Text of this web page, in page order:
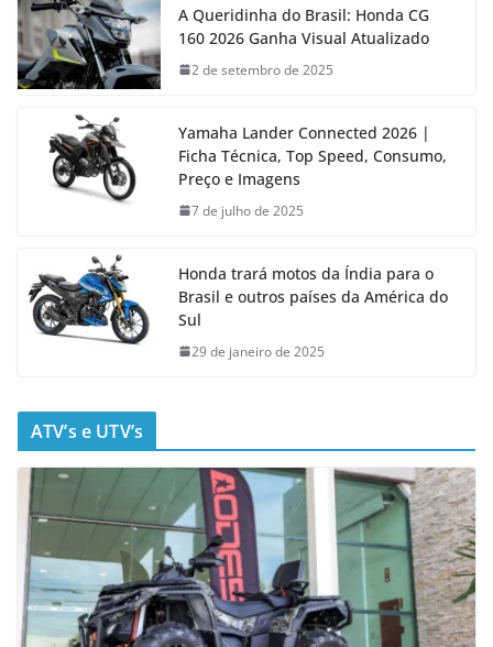
A Queridinha do Brasil: Honda CG
160 2026 Ganha Visual Atualizado
2 de setembro de 2025
Yamaha Lander Connected 2026 |
Ficha Técnica, Top Speed, Consumo,
Preço e Imagens
7 de julho de 2025
Honda trará motos da Índia para o
Brasil e outros países da América do
Sul
29 de janeiro de 2025
ATV’s e UTV’s